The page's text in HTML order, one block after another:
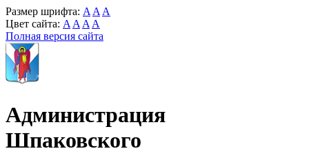
Размер шрифта: A A A
Цвет сайта: A A A A
Полная версия сайта
Администрация
Шпаковского